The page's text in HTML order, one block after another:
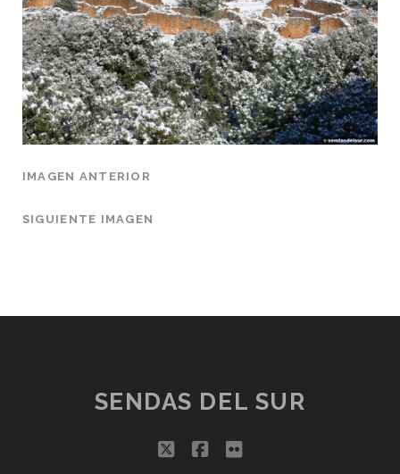
IMAGEN ANTERIOR
SIGUIENTE IMAGEN
SENDAS DEL SUR
twitterfacebook
flickr